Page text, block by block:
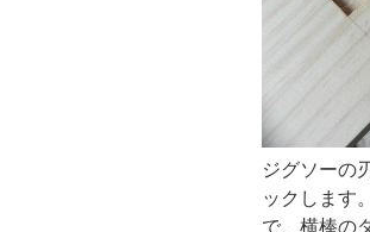
ジグソーの
ックします。
で、横棒の